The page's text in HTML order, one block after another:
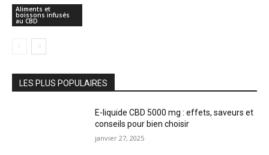
Aliments et
boissons infusés
au CBD
LES PLUS POPULAIRES
E-liquide CBD 5000 mg : effets, saveurs et
conseils pour bien choisir
janvier 27, 2025